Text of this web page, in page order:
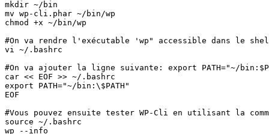
mkdir ~/bin
mv wp-cli.phar ~/bin/wp
chmod +x ~/bin/wp
#On va rendre l'exécutable 'wp" accessible dans le
vi ~/.bashrc
#On va ajouter la ligne suivante: export PATH="~/
car << EOF >> ~/.bashrc
export PATH="~/bin:\$PATH"
EOF
#Vous pouvez ensuite tester WP-Cli en utilisant la
source ~/.bashrc
wp --info